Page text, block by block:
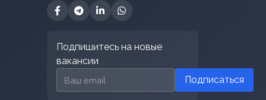
Подпишитесь на новые
вакансии
Email для подписки
Подписаться